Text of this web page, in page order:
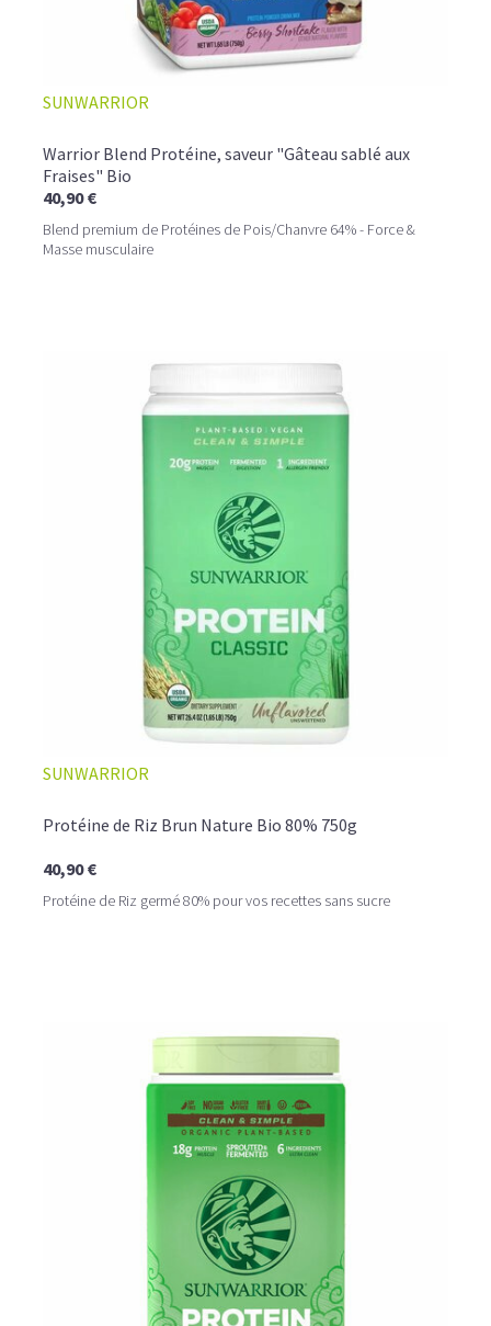
SUNWARRIOR
Warrior Blend Protéine, saveur "Gâteau sablé aux
Fraises" Bio
40,90 €
Blend premium de Protéines de Pois/Chanvre 64% - Force &
Masse musculaire
SUNWARRIOR
Protéine de Riz Brun Nature Bio 80% 750g
40,90 €
Protéine de Riz germé 80% pour vos recettes sans sucre